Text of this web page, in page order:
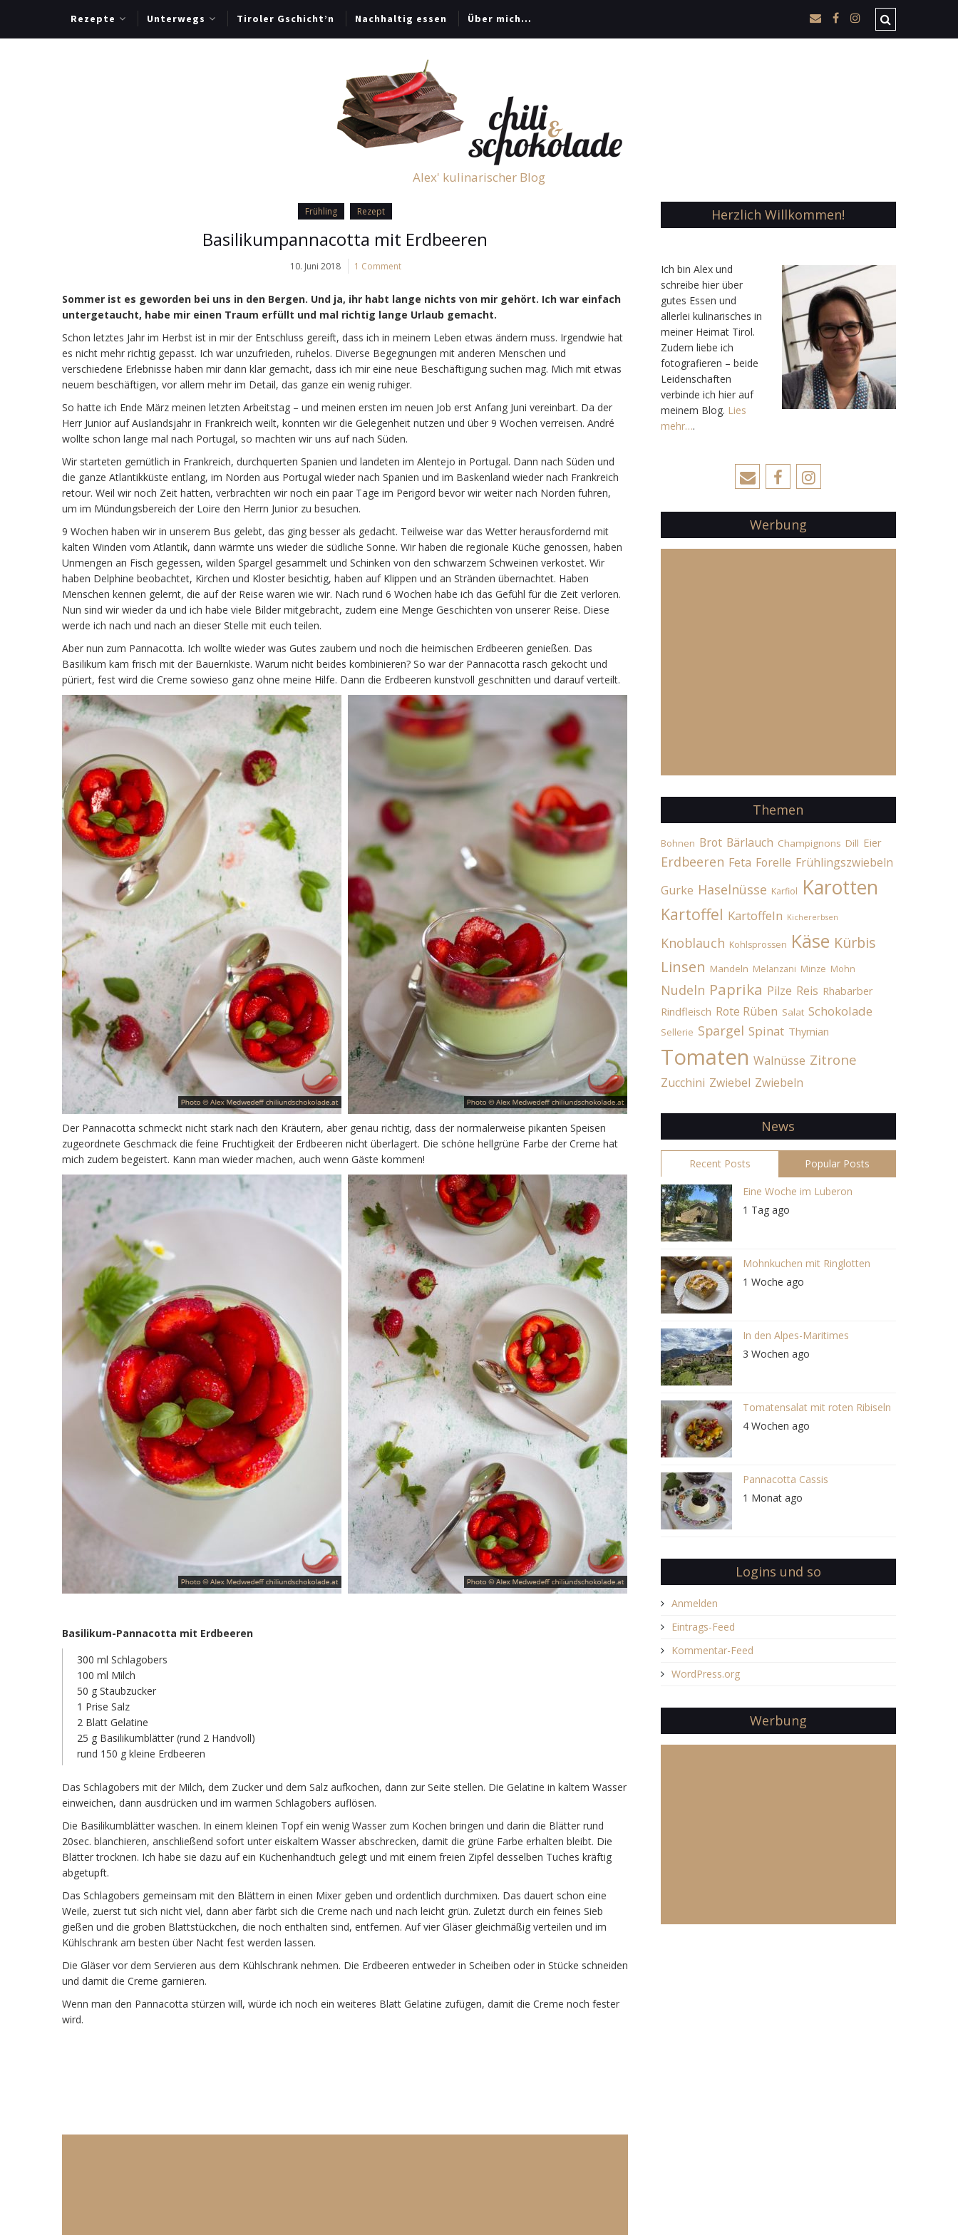
Rezepte Unterwegs Tiroler Gschicht’n Nachhaltig essen Über mich…
Alex' kulinarischer Blog
Frühling Rezept
Basilikumpannacotta mit Erdbeeren
10. Juni 2018 1 Comment
Sommer ist es geworden bei uns in den Bergen. Und ja, ihr habt lange nichts von mir gehört. Ich war einfach
untergetaucht, habe mir einen Traum erfüllt und mal richtig lange Urlaub gemacht.
Schon letztes Jahr im Herbst ist in mir der Entschluss gereift, dass ich in meinem Leben etwas ändern muss. Irgendwie hat
es nicht mehr richtig gepasst. Ich war unzufrieden, ruhelos. Diverse Begegnungen mit anderen Menschen und
verschiedene Erlebnisse haben mir dann klar gemacht, dass ich mir eine neue Beschäftigung suchen mag. Mich mit etwas
neuem beschäftigen, vor allem mehr im Detail, das ganze ein wenig ruhiger.
So hatte ich Ende März meinen letzten Arbeitstag – und meinen ersten im neuen Job erst Anfang Juni vereinbart. Da der
Herr Junior auf Auslandsjahr in Frankreich weilt, konnten wir die Gelegenheit nutzen und über 9 Wochen verreisen. André
wollte schon lange mal nach Portugal, so machten wir uns auf nach Süden.
Wir starteten gemütlich in Frankreich, durchquerten Spanien und landeten im Alentejo in Portugal. Dann nach Süden und
die ganze Atlantikküste entlang, im Norden aus Portugal wieder nach Spanien und im Baskenland wieder nach Frankreich
retour. Weil wir noch Zeit hatten, verbrachten wir noch ein paar Tage im Perigord bevor wir weiter nach Norden fuhren,
um im Mündungsbereich der Loire den Herrn Junior zu besuchen.
9 Wochen haben wir in unserem Bus gelebt, das ging besser als gedacht. Teilweise war das Wetter herausfordernd mit
kalten Winden vom Atlantik, dann wärmte uns wieder die südliche Sonne. Wir haben die regionale Küche genossen, haben
Unmengen an Fisch gegessen, wilden Spargel gesammelt und Schinken von den schwarzem Schweinen verkostet. Wir
haben Delphine beobachtet, Kirchen und Kloster besichtig, haben auf Klippen und an Stränden übernachtet. Haben
Menschen kennen gelernt, die auf der Reise waren wie wir. Nach rund 6 Wochen habe ich das Gefühl für die Zeit verloren.
Nun sind wir wieder da und ich habe viele Bilder mitgebracht, zudem eine Menge Geschichten von unserer Reise. Diese
werde ich nach und nach an dieser Stelle mit euch teilen.
Aber nun zum Pannacotta. Ich wollte wieder was Gutes zaubern und noch die heimischen Erdbeeren genießen. Das
Basilikum kam frisch mit der Bauernkiste. Warum nicht beides kombinieren? So war der Pannacotta rasch gekocht und
püriert, fest wird die Creme sowieso ganz ohne meine Hilfe. Dann die Erdbeeren kunstvoll geschnitten und darauf verteilt.
Der Pannacotta schmeckt nicht stark nach den Kräutern, aber genau richtig, dass der normalerweise pikanten Speisen
zugeordnete Geschmack die feine Fruchtigkeit der Erdbeeren nicht überlagert. Die schöne hellgrüne Farbe der Creme hat
mich zudem begeistert. Kann man wieder machen, auch wenn Gäste kommen!
Basilikum-Pannacotta mit Erdbeeren
300 ml Schlagobers
100 ml Milch
50 g Staubzucker
1 Prise Salz
2 Blatt Gelatine
25 g Basilikumblätter (rund 2 Handvoll)
rund 150 g kleine Erdbeeren
Das Schlagobers mit der Milch, dem Zucker und dem Salz aufkochen, dann zur Seite stellen. Die Gelatine in kaltem Wasser
einweichen, dann ausdrücken und im warmen Schlagobers auflösen.
Die Basilikumblätter waschen. In einem kleinen Topf ein wenig Wasser zum Kochen bringen und darin die Blätter rund
20sec. blanchieren, anschließend sofort unter eiskaltem Wasser abschrecken, damit die grüne Farbe erhalten bleibt. Die
Blätter trocknen. Ich habe sie dazu auf ein Küchenhandtuch gelegt und mit einem freien Zipfel desselben Tuches kräftig
abgetupft.
Das Schlagobers gemeinsam mit den Blättern in einen Mixer geben und ordentlich durchmixen. Das dauert schon eine
Weile, zuerst tut sich nicht viel, dann aber färbt sich die Creme nach und nach leicht grün. Zuletzt durch ein feines Sieb
gießen und die groben Blattstückchen, die noch enthalten sind, entfernen. Auf vier Gläser gleichmäßig verteilen und im
Kühlschrank am besten über Nacht fest werden lassen.
Die Gläser vor dem Servieren aus dem Kühlschrank nehmen. Die Erdbeeren entweder in Scheiben oder in Stücke schneiden
und damit die Creme garnieren.
Wenn man den Pannacotta stürzen will, würde ich noch ein weiteres Blatt Gelatine zufügen, damit die Creme noch fester
wird.
Herzlich Willkommen!
Ich bin Alex und
schreibe hier über
gutes Essen und
allerlei kulinarisches in
meiner Heimat Tirol.
Zudem liebe ich
fotografieren – beide
Leidenschaften
verbinde ich hier auf
meinem Blog. Lies
mehr….
Werbung
Themen
Bohnen Brot Bärlauch Champignons Dill Eier
Erdbeeren Feta Forelle Frühlingszwiebeln
Gurke Haselnüsse Karfiol Karotten
Kartoffel Kartoffeln Kichererbsen
Knoblauch Kohlsprossen Käse Kürbis
Linsen Mandeln Melanzani Minze Mohn
Nudeln Paprika Pilze Reis Rhabarber
Rindfleisch Rote Rüben Salat Schokolade
Sellerie Spargel Spinat Thymian
Tomaten Walnüsse Zitrone
Zucchini Zwiebel Zwiebeln
News
Recent Posts Popular Posts
Eine Woche im Luberon
1 Tag ago
Mohnkuchen mit Ringlotten
1 Woche ago
In den Alpes-Maritimes
3 Wochen ago
Tomatensalat mit roten Ribiseln
4 Wochen ago
Pannacotta Cassis
1 Monat ago
Logins und so
Anmelden
Eintrags-Feed
Kommentar-Feed
WordPress.org
Werbung